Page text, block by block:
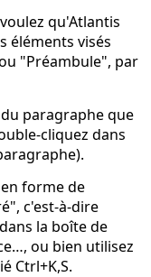
qu'Atlantis
éléments visés
"Préambule", par
paragraphe que
cliquez dans
forme de
c'est-à-dire
dans la boîte de
, ou bien utilisez
Ctrl+K,S.